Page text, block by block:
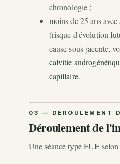
chronologie ;
moins de 25 ans
(risque d'évolution
cause sous-jacente,
calvitie
capillaire.
Déroulement de
Une séance type FUE